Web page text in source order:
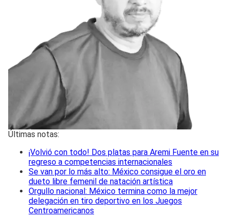
Últimas notas:
¡Volvió con todo! Dos platas para Aremi Fuente en su
regreso a competencias internacionales
Se van por lo más alto: México consigue el oro en
dueto libre femenil de natación artística
Orgullo nacional: México termina como la mejor
delegación en tiro deportivo en los Juegos
Centroamericanos